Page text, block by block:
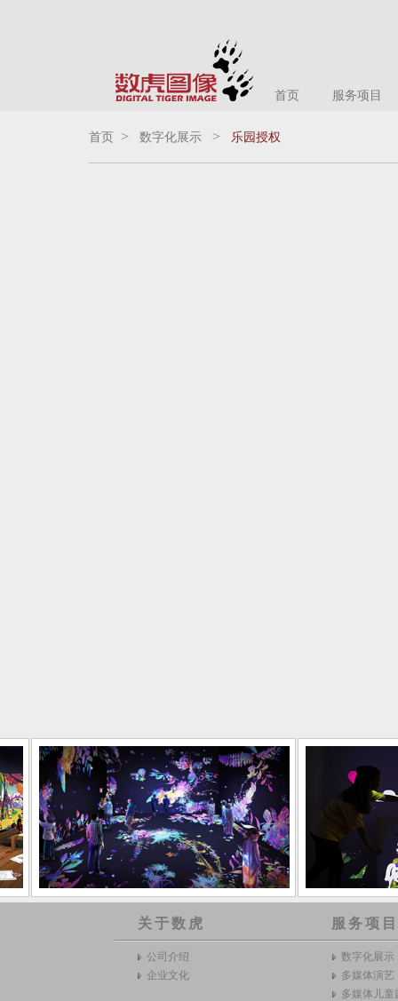
首页 服务项目
首页 > 数字化展示 > 乐园授权
关于数虎 服务项目
公司介绍
企业文化
数字化展示
多媒体演艺
多媒体儿童